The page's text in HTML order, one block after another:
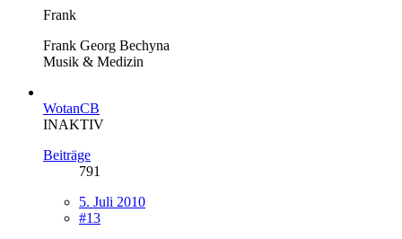
Frank
Frank Georg Bechyna
Musik & Medizin
WotanCB
INAKTIV
Beiträge
791
5. Juli 2010
#13